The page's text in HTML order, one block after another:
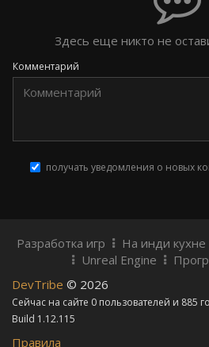
Здесь еще никто не
Комментарий
получать уведомления о новых
Разработка игр На инди кухне
Unreal Engine
DevTribe © 2026
Сейчас на сайте 0 пользователей и 885
Build 1.12.115
Правила